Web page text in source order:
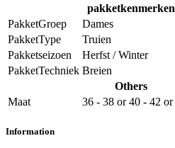
pakketkenmerken
PakketGroep
Dames
PakketType
Truien
Pakketseizoen
Herfst / Winter
PakketTechniek Breien
Others
Maat
36 - 38 or40 - 42 or
Information